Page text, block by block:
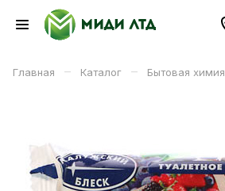
Главная – Каталог – Бытовая химия